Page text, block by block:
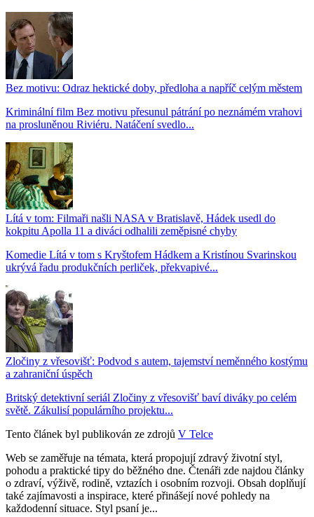
Bez motivu: Odraz hektické doby, předloha a napříč celým městem
Kriminální film Bez motivu přesunul pátrání po neznámém vrahovi
na prosluněnou Riviéru. Natáčení svedlo...
Lítá v tom: Filmaři našli NASA v Bratislavě, Hádek usedl do
kokpitu Apolla 11 a diváci odhalili zeměpisné chyby
Komedie Lítá v tom s Kryštofem Hádkem a Kristínou Svarinskou
ukrývá řadu produkčních perliček, překvapivé...
Zločiny z vřesovišť: Podvod s autem, tajemství neměnného kostýmu
a zahraniční úspěch
Britský detektivní seriál Zločiny z vřesovišť baví diváky po celém
světě. Zákulisí populárního projektu...
Tento článek byl publikován ze zdrojů V Telce
Web se zaměřuje na témata, která propojují zdravý životní styl,
pohodu a praktické tipy do běžného dne. Čtenáři zde najdou články
o zdraví, výživě, rodině, vztazích i osobním rozvoji. Obsah doplňují
také zajímavosti a inspirace, které přinášejí nové pohledy na
každodenní situace. Styl psaní je...